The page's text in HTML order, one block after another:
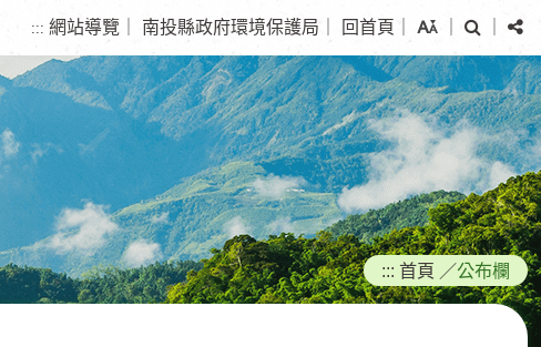
::: 網站導覽 南投縣政府環境保護局 回首頁
尋
分
享
::: 首頁 ／公布欄